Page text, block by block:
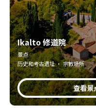
Ikalto 修道院
景点
历史和考古遗址 · 宗教场所
查看景